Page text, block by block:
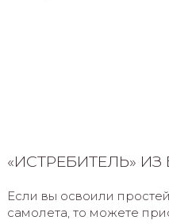
«ИСТРЕБИТЕЛЬ»
Если вы освоили
самолета, то можете